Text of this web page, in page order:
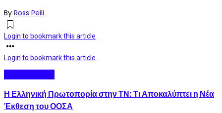
By Ross Peili
Login to bookmark this article
Login to bookmark this article
Η Ελληνική Πρωτοπορία στην ΤΝ: Τι Αποκαλύπτει η Νέα
Έκθεση του ΟΟΣΑ